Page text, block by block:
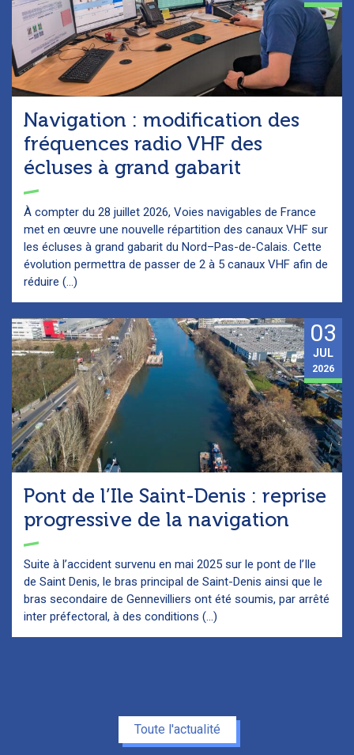
Navigation : modification des
fréquences radio VHF des
écluses à grand gabarit
À compter du 28 juillet 2026, Voies navigables de France
met en œuvre une nouvelle répartition des canaux VHF sur
les écluses à grand gabarit du Nord–Pas-de-Calais. Cette
évolution permettra de passer de 2 à 5 canaux VHF afin de
réduire (...)
Pont de l’Ile Saint-Denis : reprise
progressive de la navigation
Suite à l’accident survenu en mai 2025 sur le pont de l’Ile
de Saint Denis, le bras principal de Saint-Denis ainsi que le
bras secondaire de Gennevilliers ont été soumis, par arrêté
inter préfectoral, à des conditions (...)
03
JUL
2026
Toute l'actualité